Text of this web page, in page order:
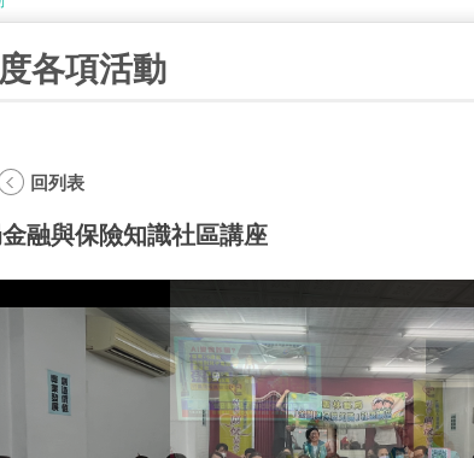
各項活動
回列表
融與保險知識社區講座